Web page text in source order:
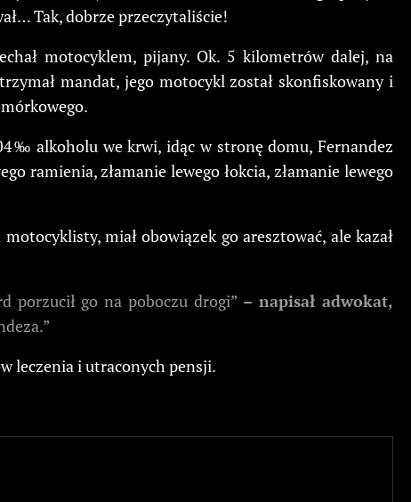
Tak, dobrze przeczytaliście!
motocyklem, pijany. Ok. 5 kilometrów dalej, na
mandat, jego motocykl został skonfiskowany i
alkoholu we krwi, idąc w stronę domu, Fernandez
ramienia, złamanie lewego łokcia, złamanie lewego
miał obowiązek go aresztować, ale kazał
porzucił go na poboczu drogi” – napisał adwokat,
leczenia i utraconych pensji.